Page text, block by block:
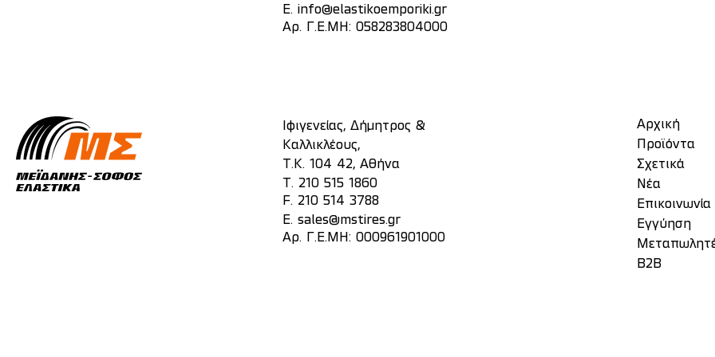
E.
info@elastikoemporiki.gr
Αρ. Γ.Ε.ΜΗ: 058283804000
Ιφιγενείας, Δήμητρος &
Καλλικλέους,
Τ.Κ. 104 42, Αθήνα
T. 210 515 1860
F. 210 514 3788
E. sales@mstires.gr
Αρ. Γ.Ε.ΜΗ: 000961901000
Αρχική
Προϊόντα
Σχετικά
Νέα
Επικοινωνία
Eγγύηση
Β2Β